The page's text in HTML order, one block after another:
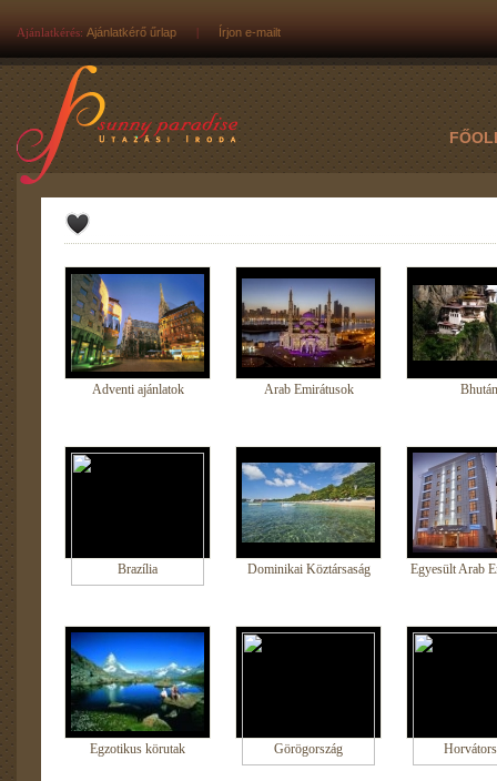
Ajánlatkérés: Ajánlatkérő űrlap | Írjon e-mailt
Adventi ajánlatok Arab Emirátusok Bhután
Brazília Dominikai Köztársaság Egyesült Arab
Egzotikus körutak Görögország